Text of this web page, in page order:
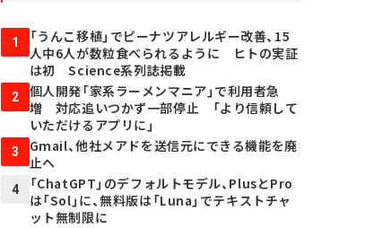
1
「うんこ移植」でピーナツアレルギー改善、15
人中6人が数粒食べられるように ヒトの実証
は初 Science系列誌掲載
2
個人開発「家系ラーメンマニア」で利用者急
増 対応追いつかず一部停止 「より信頼して
いただけるアプリに」
3
Gmail、他社メアドを送信元にできる機能を廃
止へ
4
「ChatGPT」のデフォルトモデル、PlusとPro
は「Sol」に、無料版は「Luna」でテキストチャ
ット無制限に